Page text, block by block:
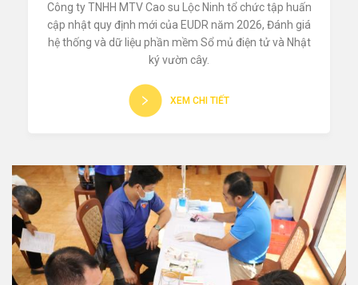
Công ty TNHH MTV Cao su Lộc Ninh tổ chức tập huấn
cập nhật quy định mới của EUDR năm 2026, Đánh giá
hệ thống và dữ liệu phần mềm Sổ mủ điện tử và Nhật
ký vườn cây.
XEM CHI TIẾT